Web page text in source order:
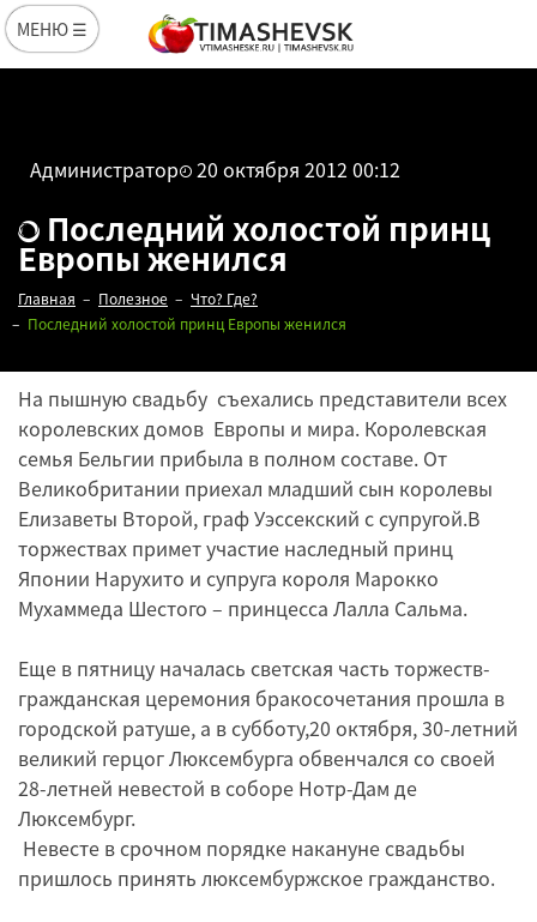
МЕНЮ ☰
Администратор 20 октября 2012 00:12
Последний холостой принц
Европы женился
Главная Полезное
Что? Где?
Последний холостой принц Европы женился
На пышную свадьбу съехались представители всех
королевских домов Европы и мира. Королевская
семья Бельгии прибыла в полном составе. От
Великобритании приехал младший сын королевы
Елизаветы Второй, граф Уэссекский с супругой.В
торжествах примет участие наследный принц
Японии Нарухито и супруга короля Марокко
Мухаммеда Шестого – принцесса Лалла Сальма.
Еще в пятницу началась светская часть торжеств-
гражданская церемония бракосочетания прошла в
городской ратуше, а в субботу,20 октября, 30-летний
великий герцог Люксембурга обвенчался со своей
28-летней невестой в соборе Нотр-Дам де
Люксембург.
Невесте в срочном порядке накануне свадьбы
пришлось принять люксембуржское гражданство.